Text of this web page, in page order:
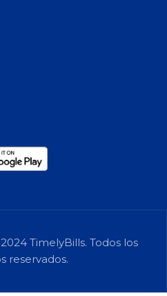
TimelyBills. Todos los
reservados.